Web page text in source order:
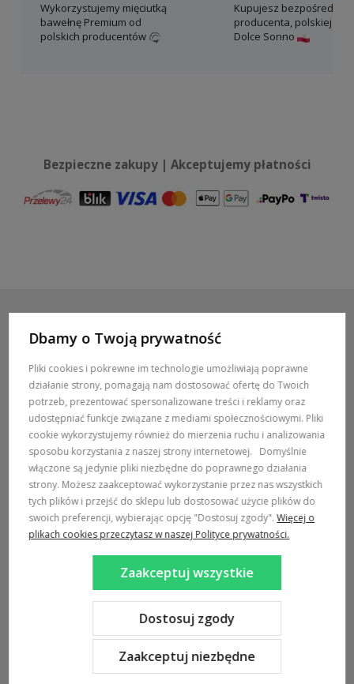
Wykorzystujemy mięciutką
bawełnę Premium od
polskich producentów
Kupujesz bezpośrednio
producenta, polskiej
Dolce Sonno
Bezpieczne zakupy | Akceptujemy płatności
MARKI
POPULARNE KATEGORIE
DOSTAWA:
Sklep internetowy Shoper Premium
Dbamy o Twoją prywatność
Pliki cookies i pokrewne im technologie umożliwiają poprawne
działanie strony, pomagają nam dostosować ofertę do Twoich
potrzeb, prezentować spersonalizowane treści i reklamy oraz
udostępniać funkcje związane z mediami społecznościowymi. Pliki
cookie wykorzystujemy również do mierzenia ruchu i analizowania
sposobu korzystania z naszej strony internetowej. Domyślnie
włączone są jedynie pliki niezbędne do poprawnego działania
strony. Możesz zaakceptować wykorzystanie przez nas wszystkich
tych plików i przejść do sklepu lub dostosować użycie plików do
swoich preferencji, wybierając opcję "Dostosuj zgody".Więcej o
plikach cookies przeczytasz w naszej Polityce prywatności.
Zaakceptuj niezbędne
Dostosuj zgody
Zaakceptuj wszystkie